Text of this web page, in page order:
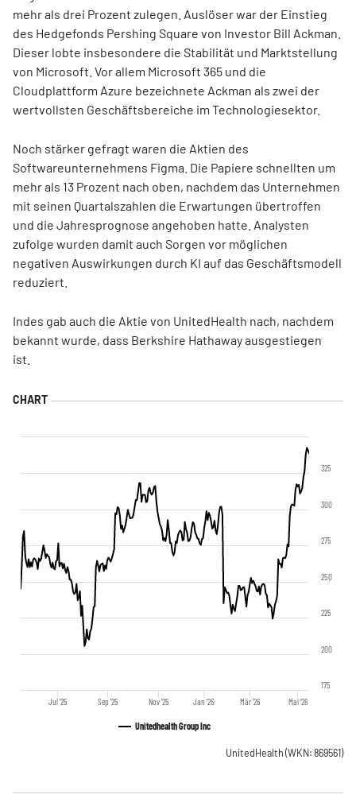
mehr als drei Prozent zulegen. Auslöser war der Einstieg
des Hedgefonds Pershing Square von Investor Bill Ackman.
Dieser lobte insbesondere die Stabilität und Marktstellung
von Microsoft. Vor allem Microsoft 365 und die
Cloudplattform Azure bezeichnete Ackman als zwei der
wertvollsten Geschäftsbereiche im Technologiesektor.
Noch stärker gefragt waren die Aktien des
Softwareunternehmens Figma. Die Papiere schnellten um
mehr als 13 Prozent nach oben, nachdem das Unternehmen
mit seinen Quartalszahlen die Erwartungen übertroffen
und die Jahresprognose angehoben hatte. Analysten
zufolge wurden damit auch Sorgen vor möglichen
negativen Auswirkungen durch KI auf das Geschäftsmodell
reduziert.
Indes gab auch die Aktie von UnitedHealth nach, nachdem
bekannt wurde, dass Berkshire Hathaway ausgestiegen
ist.
Unitedhealth Group Inc
Jul '25 Sep '25 Nov '25 Jan '26 Mär '26 Mai '26
175
200
225
250
275
300
325
UnitedHealth (WKN: 869561)